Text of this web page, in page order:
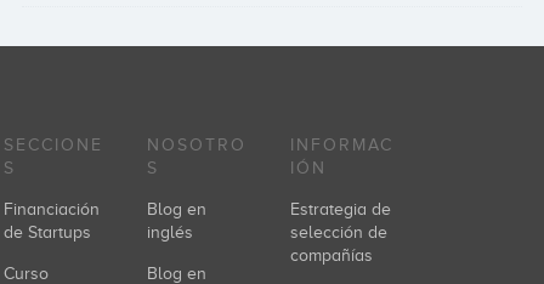
SECCIONE
S
Financiación
de Startups
Curso
NOSOTRO
S
Blog en
inglés
Blog en
INFORMAC
IÓN
Estrategia de
selección de
compañías